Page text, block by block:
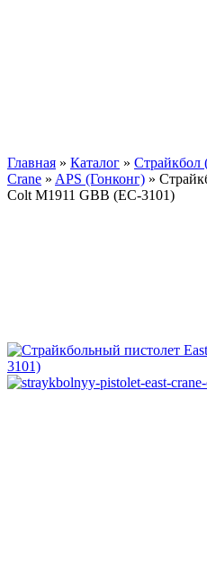
Главная » Каталог » Страйкбол
Crane » APS (Гонконг) »
Colt M1911 GBB (EC-3101)